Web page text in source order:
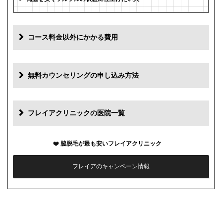
コース料金以外にかかる費用
初診料 0円
再診料
0円
無料カウンセリングの申し込み方法
フレイアクリニックの医院一覧
脇脱毛が最も安いフレイアクリニック
フレイアのキャンペーン情報